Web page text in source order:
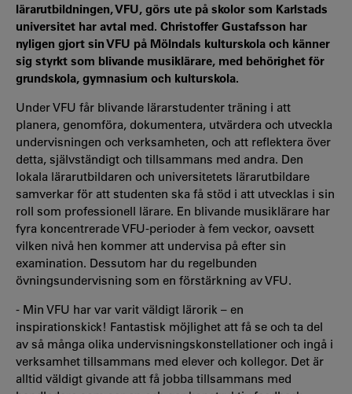
lärarutbildningen, VFU, görs ute på skolor som Karlstads
universitet har avtal med. Christoffer Gustafsson har
nyligen gjort sin VFU på Mölndals kulturskola och känner
sig styrkt som blivande musiklärare, med behörighet för
grundskola, gymnasium och kulturskola.
Under VFU får blivande lärarstudenter träning i att
planera, genomföra, dokumentera, utvärdera och utveckla
undervisningen och verksamheten, och att reflektera över
detta, självständigt och tillsammans med andra. Den
lokala lärarutbildaren och universitetets lärarutbildare
samverkar för att studenten ska få stöd i att utvecklas i sin
roll som professionell lärare. En blivande musiklärare har
fyra koncentrerade VFU-perioder à fem veckor, oavsett
vilken nivå hen kommer att undervisa på efter sin
examination. Dessutom har du regelbunden
övningsundervisning som en förstärkning av VFU.
- Min VFU har var varit väldigt lärorik – en
inspirationskick! Fantastisk möjlighet att få se och ta del
av så många olika undervisningskonstellationer och ingå i
verksamhet tillsammans med elever och kollegor. Det är
alltid väldigt givande att få jobba tillsammans med